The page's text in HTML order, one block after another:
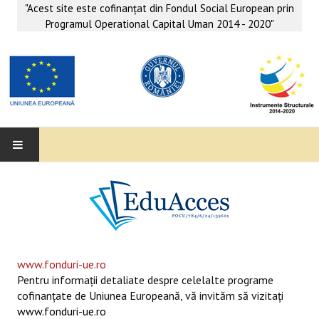
"Acest site este cofinanţat din Fondul Social European prin
Programul Operational Capital Uman 2014 - 2020"
SUPORT EDUCAȚIONAL MATEMATICĂ- INFORMATICĂ
SERVICII PSIHO-SOCIALE
www.fonduri-ue.ro
Pentru informaţii detaliate despre celelalte programe
cofinanţate de Uniunea Europeană, vă invităm să vizitaţi
www.fonduri-ue.ro